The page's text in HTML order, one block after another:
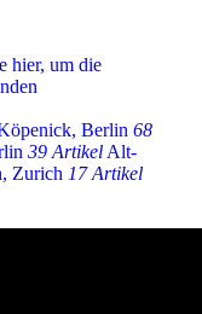
hier, um die
Berlin 68
39 Artikel Alt-
Zurich 17 Artikel